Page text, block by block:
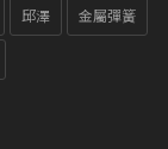
邱澤 金屬彈簧